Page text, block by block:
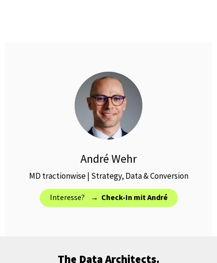
André Wehr
MD tractionwise | Strategy, Data & Conversion
Interesse? → Check-In mit André
The Data Architects.